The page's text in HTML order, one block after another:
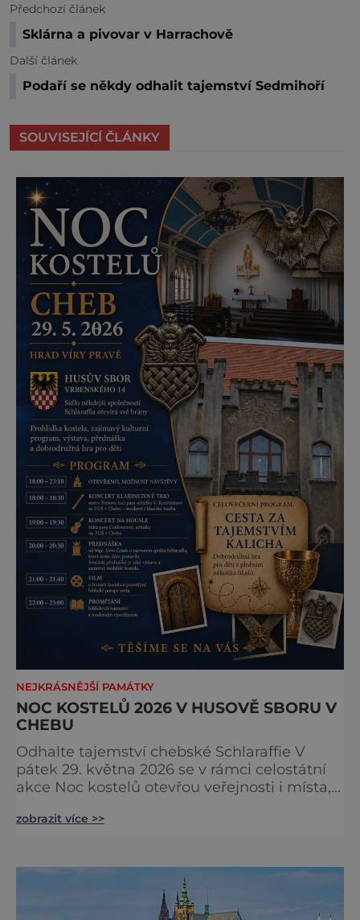
Předchozí článek
Sklárna a pivovar v Harrachově
Další článek
Podaří se někdy odhalit tajemství Sedmihoří
SOUVISEJÍCÍ ČLÁNKY
NEJKRÁSNĚJŠÍ PAMÁTKY
NOC KOSTELŮ 2026 V HUSOVĚ SBORU V
CHEBU
Odhalte tajemství chebské Schlaraffie V
pátek 29. května 2026 se v rámci celostátní
akce Noc kostelů otevřou veřejnosti i místa,
nejzajímavějších bude bezesporu Husův
večer plný historie, hudby, tajemství i
dobrodružství pro malé i velké návštěvníky.
Málokdo ví, že dnešní kos
zobrazit více >>